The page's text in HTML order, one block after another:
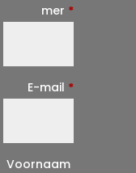
mer *
E-mail *
Voornaam